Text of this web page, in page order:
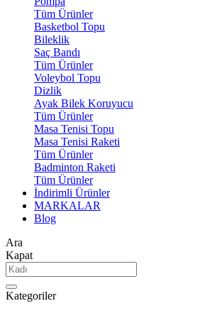
Tüm Ürünler
Basketbol Topu
Bileklik
Saç Bandı
Tüm Ürünler
Voleybol Topu
Dizlik
Ayak Bilek Koruyucu
Tüm Ürünler
Masa Tenisi Topu
Masa Tenisi Raketi
Tüm Ürünler
Badminton Raketi
Tüm Ürünler
İndirimli Ürünler
MARKALAR
Blog
Ara
Kapat
Kategoriler